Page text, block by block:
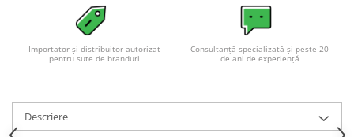
Importator și distribuitor autorizat
pentru sute de branduri
Consultanță specializată și peste 20
de ani de experiență
Descriere